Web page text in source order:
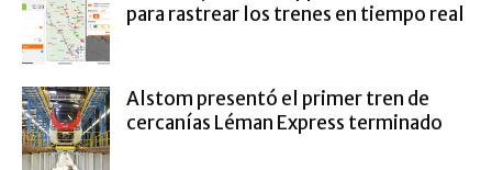
para rastrear los trenes en tiempo real
Alstom presentó el primer tren de
cercanías Léman Express terminado